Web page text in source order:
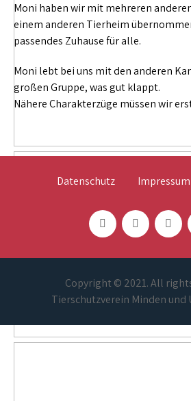
Moni haben wir mit mehreren
einem anderen Tierheim
passendes Zuhause für alle.
Moni lebt bei uns mit den anderen
großen Gruppe, was gut klappt.
Nähere Charakterzüge müssen wir
Datenschutz Impressum
Copyright © 2021. All
Tierschutzverein Minden und